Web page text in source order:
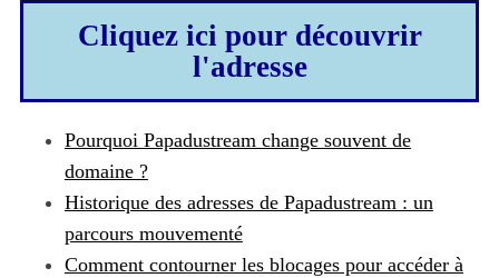
Cliquez ici pour découvrir
l'adresse
Pourquoi Papadustream change souvent de
domaine ?
Historique des adresses de Papadustream : un
parcours mouvementé
Comment contourner les blocages pour accéder à